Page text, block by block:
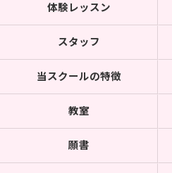
体験レッスン
スタッフ
当スクールの特徴
教室
願書